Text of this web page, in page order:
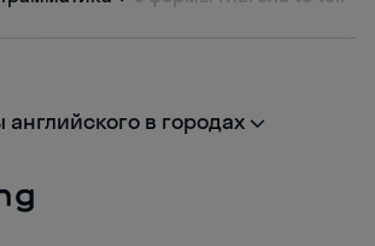
английского в городах